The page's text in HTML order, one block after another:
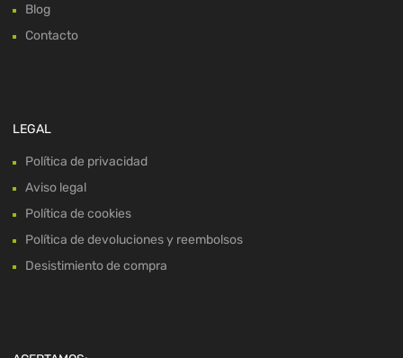
Blog
Contacto
LEGAL
Política de privacidad
Aviso legal
Política de cookies
Política de devoluciones y reembolsos
Desistimiento de compra